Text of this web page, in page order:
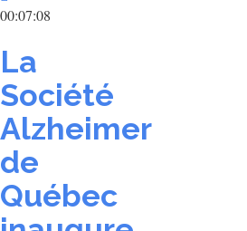
00:07:08
La
Société
Alzheimer
de
Québec